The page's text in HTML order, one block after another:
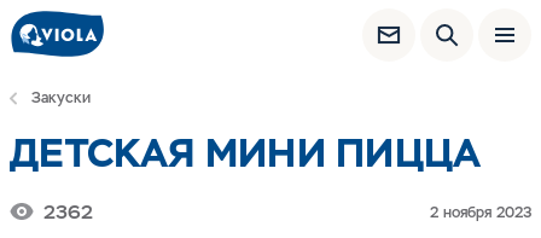
Закуски
ДЕТСКАЯ МИНИ ПИЦЦА
2362 2 ноября 2023